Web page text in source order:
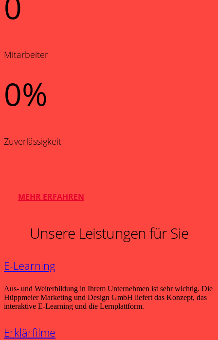
Mitarbeiter
0%
Zuverlässigkeit
MEHR ERFAHREN
Unsere Leistungen für Sie
E-Learning
Aus- und Weiterbildung in Ihrem Unternehmen ist sehr wichtig. Die
Hüppmeier Marketing und Design GmbH liefert das Konzept, das
interaktive E-Learning und die Lernplattform.
Erklärfilme